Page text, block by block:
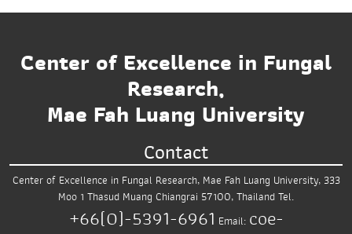
Center of Excellence in Fungal
Research,
Mae Fah Luang University
Contact
Center of Excellence in Fungal Research, Mae Fah Luang University, 333
Moo 1 Thasud Muang Chiangrai 57100, ThailandTel.
+66(0)-5391-6961 Email: coe-